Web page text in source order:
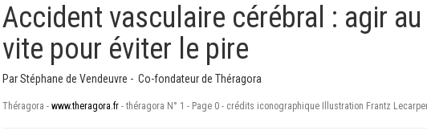
Accident vasculaire cérébral : agir
vite pour éviter le pire
ParStéphane de Vendeuvre - Co-fondateur de Théragora
Théragora - www.theragora.fr - théragora N° 1 - Page 0 - crédits iconographique Illustration Frantz